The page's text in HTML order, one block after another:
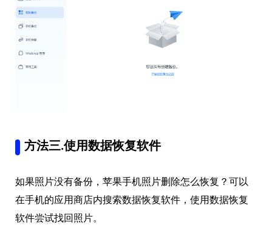
方法三.使用数据恢复软件
如果照片没有备份，苹果手机照片删除怎么恢复？可以
在手机的应用商店内搜索数据恢复软件，使用数据恢复
软件尝试找回照片。